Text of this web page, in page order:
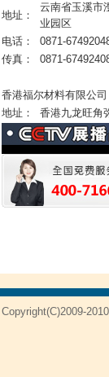
地址：
云南省玉溪市
业园区
电话：
0871-
传真：
0871-
香港福尔材料有限公司
地址：
香港九龙旺角
Copyright(C)2009-